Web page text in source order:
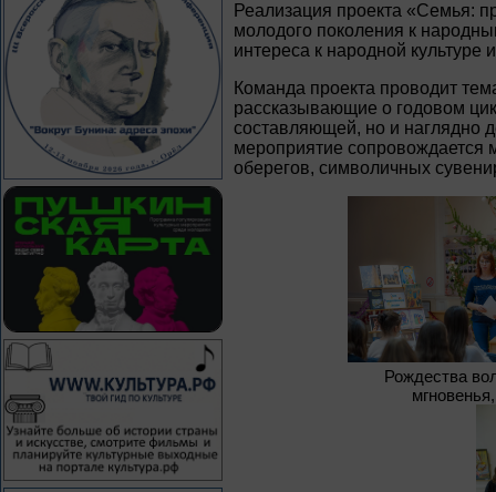
Реализация проекта «Семья:
молодого поколения к
интереса к народной культуре
Команда проекта проводит
рассказывающие о годовом
составляющей, но и наглядно
мероприятие сопровождается
оберегов, символичных
Рождества